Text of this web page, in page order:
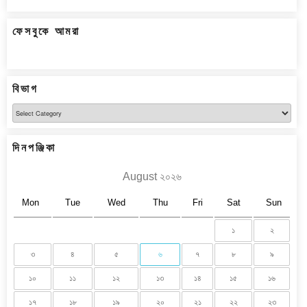
ফেসবুকে আমরা
বিভাগ
বিভাগ
দিনপঞ্জিকা
August ২০২৬
Mon Tue Wed Thu Fri Sat Sun
১ ২
৩ ৪ ৫ ৬ ৭ ৮ ৯
১০ ১১ ১২ ১৩ ১৪ ১৫ ১৬
১৭ ১৮ ১৯ ২০ ২১ ২২ ২৩